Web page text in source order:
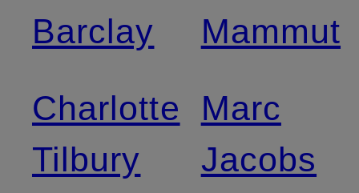
Barclay
Charlotte
Tilbury
Mammut
Marc
Jacobs